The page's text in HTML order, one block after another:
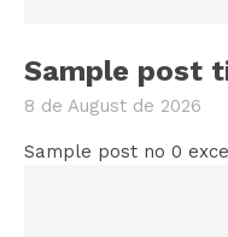
Sample post
8 de August de 2026
Sample post no 0